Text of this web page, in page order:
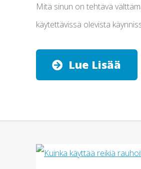
Mitä sinun on tehtävä
käytettävissä olevista
Lue Lisää